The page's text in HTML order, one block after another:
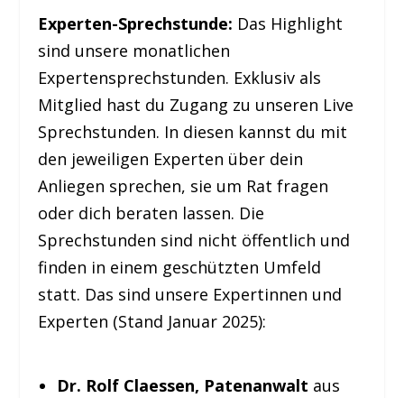
Experten-Sprechstunde: Das Highlight
sind unsere monatlichen
Expertensprechstunden. Exklusiv als
Mitglied hast du Zugang zu unseren Live
Sprechstunden. In diesen kannst du mit
den jeweiligen Experten über dein
Anliegen sprechen, sie um Rat fragen
oder dich beraten lassen. Die
Sprechstunden sind nicht öffentlich und
finden in einem geschützten Umfeld
statt. Das sind unsere Expertinnen und
Experten (Stand Januar 2025):
Dr. Rolf Claessen, Patenanwalt aus